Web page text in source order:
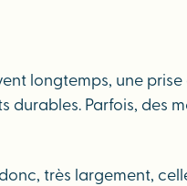
longtemps, une
durables. Parfois, des
très largement,